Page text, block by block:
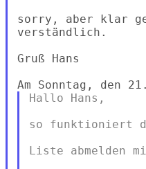
sorry, aber klar
verständlich.
Gruß Hans
Hallo Hans,
so funktioniert
Liste abmelden